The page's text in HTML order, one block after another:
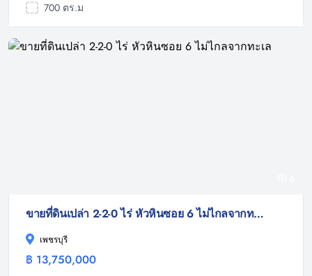
700 ตร.ม
ขายที่ดินเปล่า 2-2-0 ไร่ หัวหินซอย 6 ไม่ไกลจากทะเล
เพชรบุรี
฿ 13,750,000